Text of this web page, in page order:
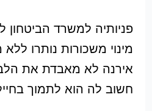
פניותיה למשרד
מינוי משכורות נותרו
אירנה לא מאבדת את
חשוב לה הוא לתמוך